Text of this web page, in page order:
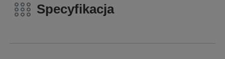
Specyfikacja